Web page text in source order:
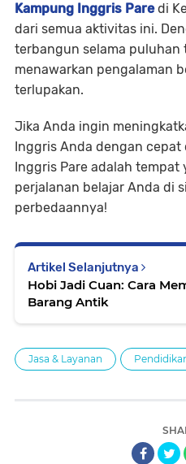
Kampung Inggris Paredi
dari semua aktivitas ini.
terbangun selama puluhan
menawarkan pengalaman
terlupakan.
Jika Anda ingin
Inggris Anda dengan cepat
Inggris Pare adalah tempat
perjalanan belajar Anda di
perbedaannya!
Artikel Selanjutnya
Hobi Jadi Cuan: Cara
Barang Antik
Jasa & Layanan